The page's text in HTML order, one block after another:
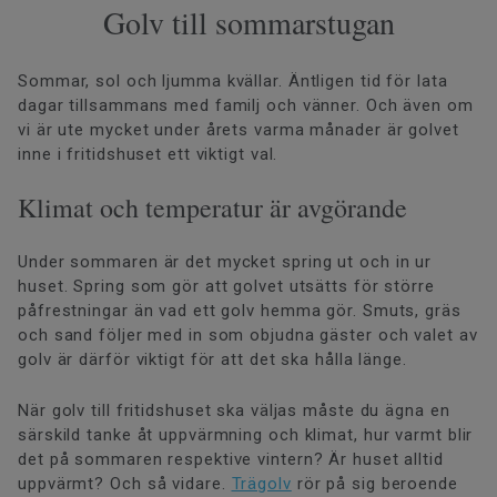
Golv till sommarstugan
Sommar, sol och ljumma kvällar. Äntligen tid för lata
dagar tillsammans med familj och vänner. Och även om
vi är ute mycket under årets varma månader är golvet
inne i fritidshuset ett viktigt val.
Klimat och temperatur är avgörande
Under sommaren är det mycket spring ut och in ur
huset. Spring som gör att golvet utsätts för större
påfrestningar än vad ett golv hemma gör. Smuts, gräs
och sand följer med in som objudna gäster och valet av
golv är därför viktigt för att det ska hålla länge.
När golv till fritidshuset ska väljas måste du ägna en
särskild tanke åt uppvärmning och klimat, hur varmt blir
det på sommaren respektive vintern? Är huset alltid
uppvärmt? Och så vidare. Trägolv rör på sig beroende